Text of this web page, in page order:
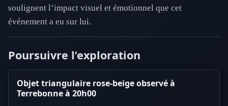
soulignent l’impact visuel et émotionnel que cet
événement a eu sur lui.
Poursuivre l’exploration
Objet triangulaire rose-beige observé à
Terrebonne à 20h00